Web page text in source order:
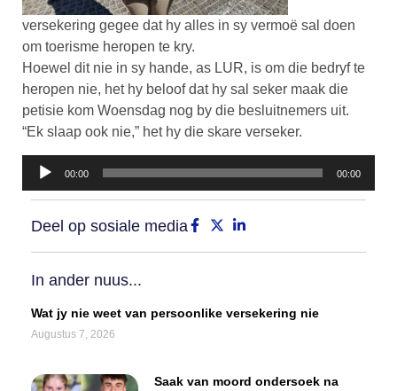
versekering gegee dat hy alles in sy vermoë sal doen
om toerisme heropen te kry.
Hoewel dit nie in sy hande, as LUR, is om die bedryf te
heropen nie, het hy beloof dat hy sal seker maak die
petisie kom Woensdag nog by die besluitnemers uit.
“Ek slaap ook nie,” het hy die skare verseker.
Klankspeler
00:00 00:00
Deel op sosiale media
In ander nuus...
Wat jy nie weet van persoonlike versekering nie
Augustus 7, 2026
Saak van moord ondersoek na